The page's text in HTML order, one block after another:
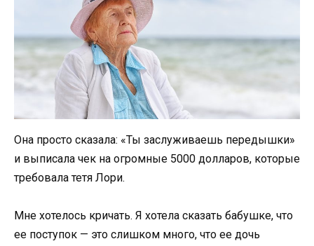
Она просто сказала: «Ты заслуживаешь передышки»
и выписала чек на огромные 5000 долларов, которые
требовала тетя Лори.
Мне хотелось кричать. Я хотела сказать бабушке, что
ее поступок — это слишком много, что ее дочь